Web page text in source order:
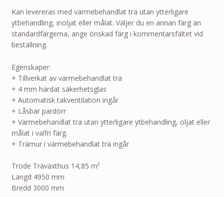
Kan levereras med värmebehandlat trä utan ytterligare
ytbehandling, inoljat eller målat. Väljer du en annan färg än
standardfärgerna, ange önskad färg i kommentarsfältet vid
beställning.
Egenskaper:
+ Tillverkat av värmebehandlat trä
+ 4 mm härdat säkerhetsglas
+ Automatisk takventilation ingår
+ Låsbar pardörr
+ Värmebehandlat trä utan ytterligare ytbehandling, oljat eller
målat i valfri färg.
+ Trämur i värmebehandlat trä ingår
Trode Träväxthus 14,85 m²
Längd 4950 mm
Bredd 3000 mm